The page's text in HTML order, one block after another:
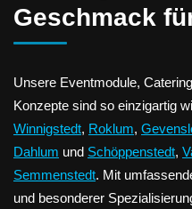
Geschmack
Unsere Eventmodule,
Konzepte sind so einzigartig
Winnigstedt, Roklum,
Dahlum und Schöppenstedt,
Semmenstedt. Mit
und besonderer